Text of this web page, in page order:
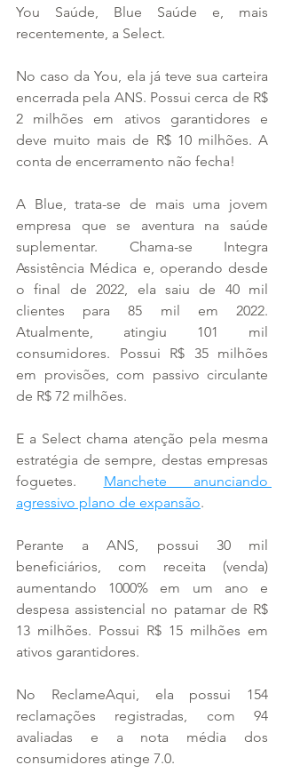
You Saúde, Blue Saúde e, mais
recentemente, a Select.
No caso da You, ela já teve sua carteira
encerrada pela ANS. Possui cerca de R$
2 milhões em ativos garantidores e
deve muito mais de R$ 10 milhões. A
conta de encerramento não fecha!
A Blue, trata-se de mais uma jovem
empresa que se aventura na saúde
suplementar. Chama-se Integra
Assistência Médica e, operando desde
o final de 2022, ela saiu de 40 mil
clientes para 85 mil em 2022.
Atualmente, atingiu 101 mil
consumidores. Possui R$ 35 milhões
em provisões, com passivo circulante
de R$ 72 milhões.
E a Select chama atenção pela mesma
estratégia de sempre, destas empresas
foguetes. Manchete anunciando
agressivo plano de expansão.
Perante a ANS, possui 30 mil
beneficiários, com receita (venda)
aumentando 1000% em um ano e
despesa assistencial no patamar de R$
13 milhões. Possui R$ 15 milhões em
ativos garantidores.
No ReclameAqui, ela possui 154
reclamações registradas, com 94
avaliadas e a nota média dos
consumidores atinge 7.0.